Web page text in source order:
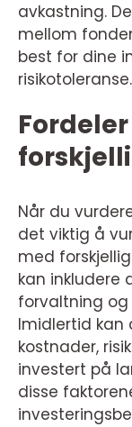
avkastning.
mellom
best for dine
risikotoleranse.
Når du
det viktig å
med
kan inkludere
forvaltning
Imidlertid
kostnader,
investert på
disse